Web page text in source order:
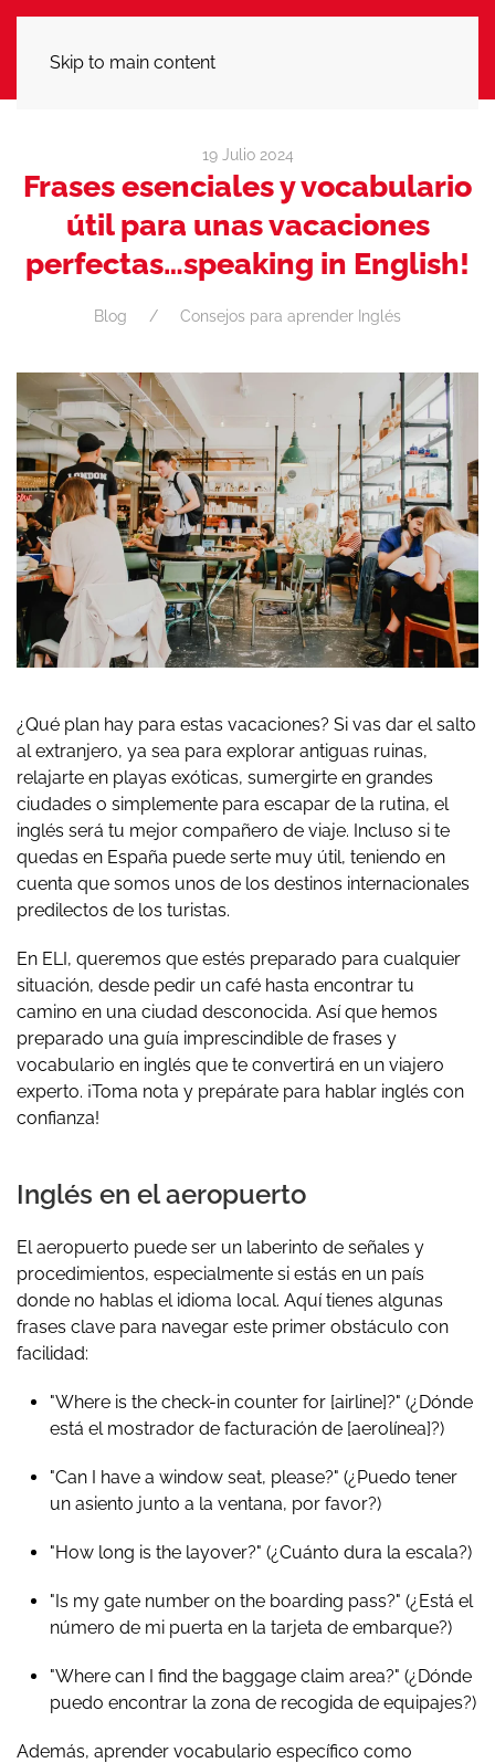
Skip to main content
19 Julio 2024
Frases esenciales y vocabulario
útil para unas vacaciones
perfectas…speaking in English!
Blog Consejos para aprender Inglés
¿Qué plan hay para estas vacaciones? Si vas dar el salto
al extranjero, ya sea para explorar antiguas ruinas,
relajarte en playas exóticas, sumergirte en grandes
ciudades o simplemente para escapar de la rutina, el
inglés será tu mejor compañero de viaje. Incluso si te
quedas en España puede serte muy útil, teniendo en
cuenta que somos unos de los destinos internacionales
predilectos de los turistas.
En ELI, queremos que estés preparado para cualquier
situación, desde pedir un café hasta encontrar tu
camino en una ciudad desconocida. Así que hemos
preparado una guía imprescindible de frases y
vocabulario en inglés que te convertirá en un viajero
experto. ¡Toma nota y prepárate para hablar inglés con
confianza!
Inglés en el aeropuerto
El aeropuerto puede ser un laberinto de señales y
procedimientos, especialmente si estás en un país
donde no hablas el idioma local. Aquí tienes algunas
frases clave para navegar este primer obstáculo con
facilidad:
"Where is the check-in counter for [airline]?" (¿Dónde
está el mostrador de facturación de [aerolínea]?)
"Can I have a window seat, please?" (¿Puedo tener
un asiento junto a la ventana, por favor?)
"How long is the layover?" (¿Cuánto dura la escala?)
"Is my gate number on the boarding pass?" (¿Está el
número de mi puerta en la tarjeta de embarque?)
"Where can I find the baggage claim area?" (¿Dónde
puedo encontrar la zona de recogida de equipajes?)
Además, aprender vocabulario específico como